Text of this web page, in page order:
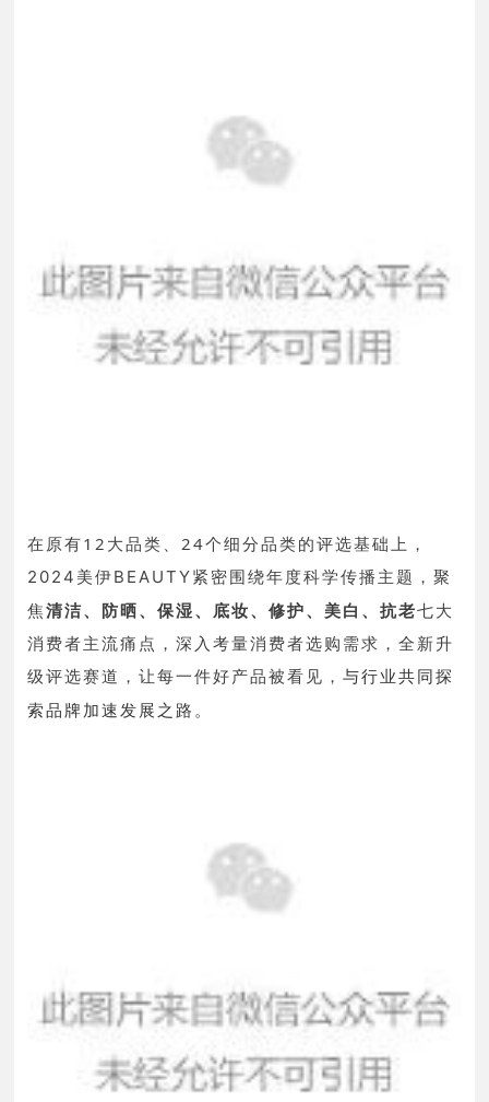
在原有12大品类、24个细分品类的评选基础上，
2024美伊BEAUTY紧密围绕年度科学传播主题，聚
焦清洁、防晒、保湿、底妆、修护、美白、抗老七大
消费者主流痛点，深入考量消费者选购需求，全新升
级评选赛道，让每一件好产品被看见，与行业共同探
索品牌加速发展之路。